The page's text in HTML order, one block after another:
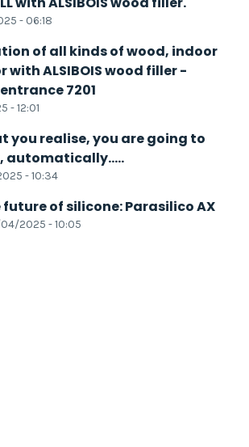
- 06:18
of all kinds of wood, indoor
with ALSIBOIS wood filler -
7201
- 12:01
you realise, you are going to
automatically.....
- 10:34
future of silicone: Parasilico AX
04/2025 - 10:05